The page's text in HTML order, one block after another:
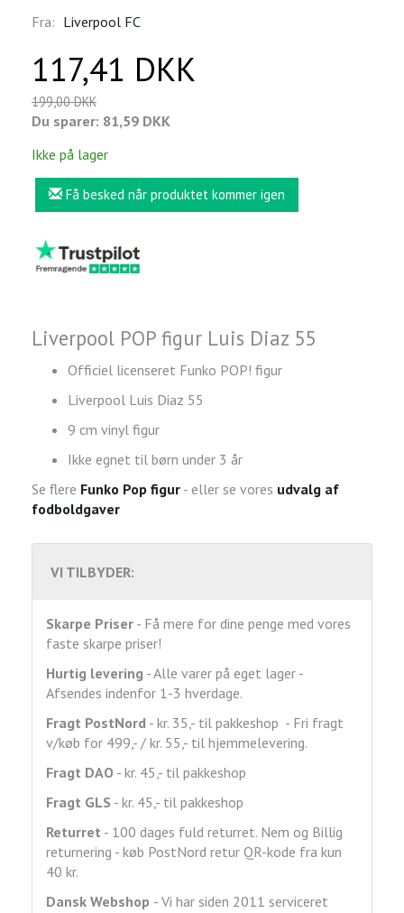
Fra: Liverpool FC
117,41 DKK
199,00 DKK
Du sparer: 81,59 DKK
Ikke på lager
Få besked når produktet kommer igen
Liverpool POP figur Luis Diaz 55
Officiel licenseret Funko POP! figur
Liverpool Luis Diaz 55
9 cm vinyl figur
Ikke egnet til børn under 3 år
Se flere Funko Pop figur - eller se vores udvalg af
fodboldgaver
VI TILBYDER:
Skarpe Priser - Få mere for dine penge med vores
faste skarpe priser!
Hurtig levering - Alle varer på eget lager -
Afsendes indenfor 1-3 hverdage.
Fragt PostNord - kr. 35,- til pakkeshop - Fri fragt
v/køb for 499,- / kr. 55,- til hjemmelevering.
Fragt DAO - kr. 45,- til pakkeshop
Fragt GLS - kr. 45,- til pakkeshop
Returret - 100 dages fuld returret. Nem og Billig
returnering - køb PostNord retur QR-kode fra kun
40 kr.
Dansk Webshop - Vi har siden 2011 serviceret